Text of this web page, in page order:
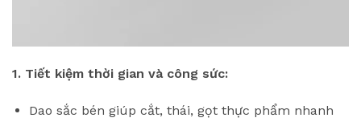
1. Tiết kiệm thời gian và công sức:
Dao sắc bén giúp cắt, thái, gọt thực phẩm nhanh